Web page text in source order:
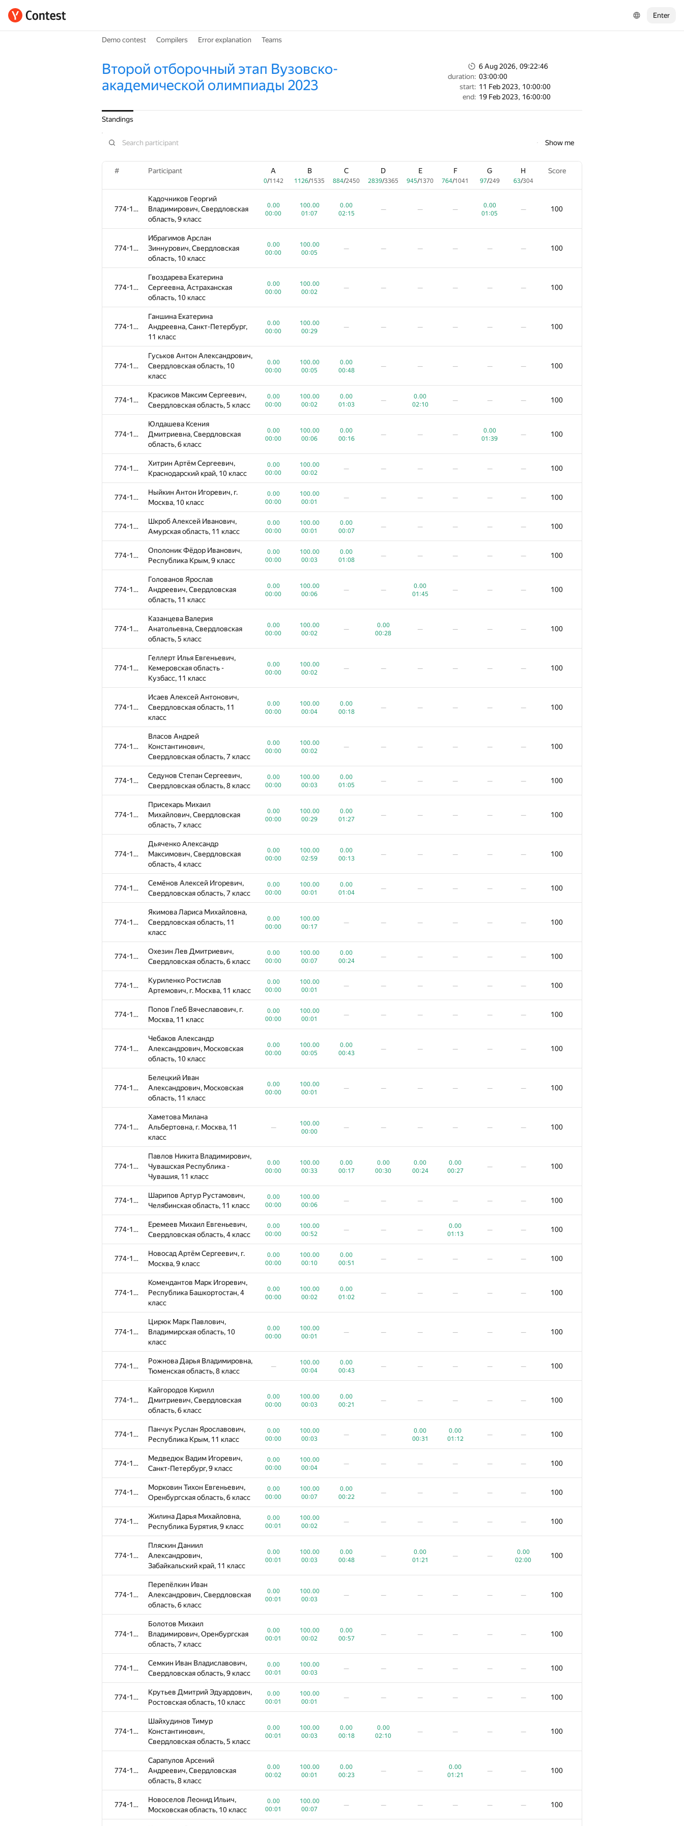
Enter
Demo contest Compilers Error explanation Teams
Второй отборочный этап Вузовско-
академической олимпиады 2023
6 Aug 2026, 09:22:46
duration: 03:00:00
start: 11 Feb 2023, 10:00:00
end: 19 Feb 2023, 16:00:00
Standings
Show me
# Participant A
0/1142
B
1126/1535
C
884/2450
D
2839/3365
E
945/1370
F
764/1041
G
97/249
H
63/304
Score
774-1096
Кадочников Георгий
Владимирович, Свердловская
область, 9 класс
0.00
00:00
100.00
01:07
0.00
02:15
— — —
0.00
01:05
— 100
774-1096
Ибрагимов Арслан
Зиннурович, Свердловская
область, 10 класс
0.00
00:00
100.00
00:05
— — — — — — 100
774-1096
Гвоздарева Екатерина
Сергеевна, Астраханская
область, 10 класс
0.00
00:00
100.00
00:02
— — — — — — 100
774-1096
Ганшина Екатерина
Андреевна, Санкт-Петербург,
11 класс
0.00
00:00
100.00
00:29
— — — — — — 100
774-1096
Гуськов Антон Александрович,
Свердловская область, 10
класс
0.00
00:00
100.00
00:05
0.00
00:48
— — — — — 100
774-1096
Красиков Максим Сергеевич,
Свердловская область, 5 класс
0.00
00:00
100.00
00:02
0.00
01:03
—
0.00
02:10
— — — 100
774-1096
Юлдашева Ксения
Дмитриевна, Свердловская
область, 6 класс
0.00
00:00
100.00
00:06
0.00
00:16
— — —
0.00
01:39
— 100
774-1096
Хитрин Артём Сергеевич,
Краснодарский край, 10 класс
0.00
00:00
100.00
00:02
— — — — — — 100
774-1096
Ныйкин Антон Игоревич, г.
Москва, 10 класс
0.00
00:00
100.00
00:01
— — — — — — 100
774-1096
Шкроб Алексей Иванович,
Амурская область, 11 класс
0.00
00:00
100.00
00:01
0.00
00:07
— — — — — 100
774-1096
Ополоник Фёдор Иванович,
Республика Крым, 9 класс
0.00
00:00
100.00
00:03
0.00
01:08
— — — — — 100
774-1096
Голованов Ярослав
Андреевич, Свердловская
область, 11 класс
0.00
00:00
100.00
00:06
— —
0.00
01:45
— — — 100
774-1096
Казанцева Валерия
Анатольевна, Свердловская
область, 5 класс
0.00
00:00
100.00
00:02
—
0.00
00:28
— — — — 100
774-1096
Геллерт Илья Евгеньевич,
Кемеровская область -
Кузбасс, 11 класс
0.00
00:00
100.00
00:02
— — — — — — 100
774-1096
Исаев Алексей Антонович,
Свердловская область, 11
класс
0.00
00:00
100.00
00:04
0.00
00:18
— — — — — 100
774-1096
Власов Андрей
Константинович,
Свердловская область, 7 класс
0.00
00:00
100.00
00:02
— — — — — — 100
774-1096
Седунов Степан Сергеевич,
Свердловская область, 8 класс
0.00
00:00
100.00
00:03
0.00
01:05
— — — — — 100
774-1096
Присекарь Михаил
Михайлович, Свердловская
область, 7 класс
0.00
00:00
100.00
00:29
0.00
01:27
— — — — — 100
774-1096
Дьяченко Александр
Максимович, Свердловская
область, 4 класс
0.00
00:00
100.00
02:59
0.00
00:13
— — — — — 100
774-1096
Семёнов Алексей Игоревич,
Свердловская область, 7 класс
0.00
00:00
100.00
00:01
0.00
01:04
— — — — — 100
774-1096
Якимова Лариса Михайловна,
Свердловская область, 11
класс
0.00
00:00
100.00
00:17
— — — — — — 100
774-1096
Охезин Лев Дмитриевич,
Свердловская область, 6 класс
0.00
00:00
100.00
00:07
0.00
00:24
— — — — — 100
774-1096
Куриленко Ростислав
Артемович, г. Москва, 11 класс
0.00
00:00
100.00
00:01
— — — — — — 100
774-1096
Попов Глеб Вячеславович, г.
Москва, 11 класс
0.00
00:00
100.00
00:01
— — — — — — 100
774-1096
Чебаков Александр
Александрович, Московская
область, 10 класс
0.00
00:00
100.00
00:05
0.00
00:43
— — — — — 100
774-1096
Белецкий Иван
Александрович, Московская
область, 11 класс
0.00
00:00
100.00
00:01
— — — — — — 100
774-1096
Хаметова Милана
Альбертовна, г. Москва, 11
класс
—
100.00
00:00
— — — — — — 100
774-1096
Павлов Никита Владимирович,
Чувашская Республика -
Чувашия, 11 класс
0.00
00:00
100.00
00:33
0.00
00:17
0.00
00:30
0.00
00:24
0.00
00:27
— — 100
774-1096
Шарипов Артур Рустамович,
Челябинская область, 11 класс
0.00
00:00
100.00
00:06
— — — — — — 100
774-1096
Еремеев Михаил Евгеньевич,
Свердловская область, 4 класс
0.00
00:00
100.00
00:52
— — —
0.00
01:13
— — 100
774-1096
Новосад Артём Сергеевич, г.
Москва, 9 класс
0.00
00:00
100.00
00:10
0.00
00:51
— — — — — 100
774-1096
Комендантов Марк Игоревич,
Республика Башкортостан, 4
класс
0.00
00:00
100.00
00:02
0.00
01:02
— — — — — 100
774-1096
Цирюк Марк Павлович,
Владимирская область, 10
класс
0.00
00:00
100.00
00:01
— — — — — — 100
774-1096
Рожнова Дарья Владимировна,
Тюменская область, 8 класс
—
100.00
00:04
0.00
00:43
— — — — — 100
774-1096
Кайгородов Кирилл
Дмитриевич, Свердловская
область, 6 класс
0.00
00:00
100.00
00:03
0.00
00:21
— — — — — 100
774-1096
Панчук Руслан Ярославович,
Республика Крым, 11 класс
0.00
00:00
100.00
00:03
— —
0.00
00:31
0.00
01:12
— — 100
774-1096
Медведюк Вадим Игоревич,
Санкт-Петербург, 9 класс
0.00
00:00
100.00
00:04
— — — — — — 100
774-1096
Морковин Тихон Евгеньевич,
Оренбургская область, 6 класс
0.00
00:00
100.00
00:07
0.00
00:22
— — — — — 100
774-1096
Жилина Дарья Михайловна,
Республика Бурятия, 9 класс
0.00
00:01
100.00
00:02
— — — — — — 100
774-1096
Пляскин Даниил
Александрович,
Забайкальский край, 11 класс
0.00
00:01
100.00
00:03
0.00
00:48
—
0.00
01:21
— —
0.00
02:00
100
774-1096
Перепёлкин Иван
Александрович, Свердловская
область, 6 класс
0.00
00:01
100.00
00:03
— — — — — — 100
774-1096
Болотов Михаил
Владимирович, Оренбургская
область, 7 класс
0.00
00:01
100.00
00:02
0.00
00:57
— — — — — 100
774-1096
Семкин Иван Владиславович,
Свердловская область, 9 класс
0.00
00:01
100.00
00:03
— — — — — — 100
774-1096
Крутьев Дмитрий Эдуардович,
Ростовская область, 10 класс
0.00
00:01
100.00
00:01
— — — — — — 100
774-1096
Шайхудинов Тимур
Константинович,
Свердловская область, 5 класс
0.00
00:01
100.00
00:03
0.00
00:18
0.00
02:10
— — — — 100
774-1096
Сарапулов Арсений
Андреевич, Свердловская
область, 8 класс
0.00
00:02
100.00
00:01
0.00
00:23
— —
0.00
01:21
— — 100
774-1096
Новоселов Леонид Ильич,
Московская область, 10 класс
0.00
00:01
100.00
00:07
— — — — — — 100
Participant A
0/1142
B
1126/1535
Кадочников Георгий
Владимирович, Свердловская
область, 9 класс
0.00
00:00
100.00
01:07
0.00
02:15
— — — — 100
Ибрагимов Арслан
Зиннурович, Свердловская
область, 10 класс
0.00
00:00
100.00
00:05
— — — — — — 100
Гвоздарева Екатерина
Сергеевна, Астраханская
область, 10 класс
0.00
00:00
100.00
00:02
— — — — — — 100
774-1096
Ганшина Екатерина
Андреевна, Санкт-Петербург,
11 класс
0.00
100.00
100
774-1096
Гуськов Антон Александрович,
Свердловская область, 10
класс
— — — — — 100
Красиков Максим Сергеевич,
Свердловская область, 5 класс
00:00
00:02
01:03
02:10
Юлдашева Ксения
Дмитриевна, Свердловская
область, 6 класс
0.00
100.00
0.00
Хитрин Артём Сергеевич,
Краснодарский край, 10 класс
0.00
00:00
100.00
00:02